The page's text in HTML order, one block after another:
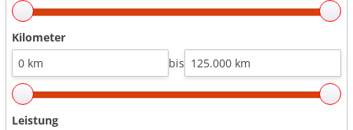
Kilometer
bis
Leistung